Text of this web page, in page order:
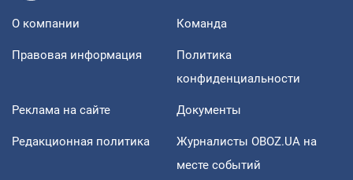
О компании Команда
Правовая информация
Политика
конфиденциальности
Реклама на сайте Документы
Редакционная политика
Журналисты OBOZ.UA на
месте событий